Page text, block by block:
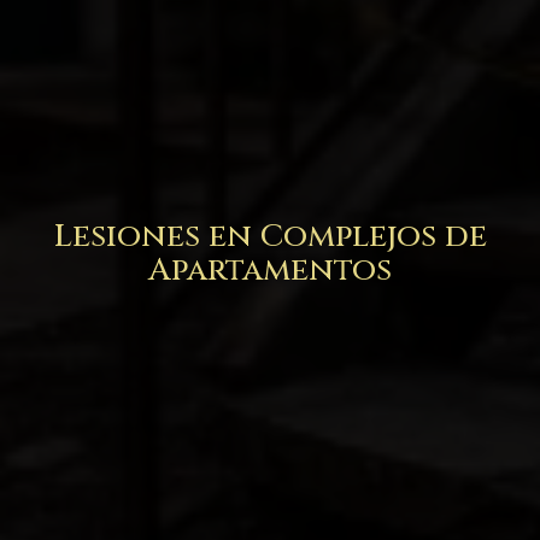
Lesiones en Complejos de
Apartamentos